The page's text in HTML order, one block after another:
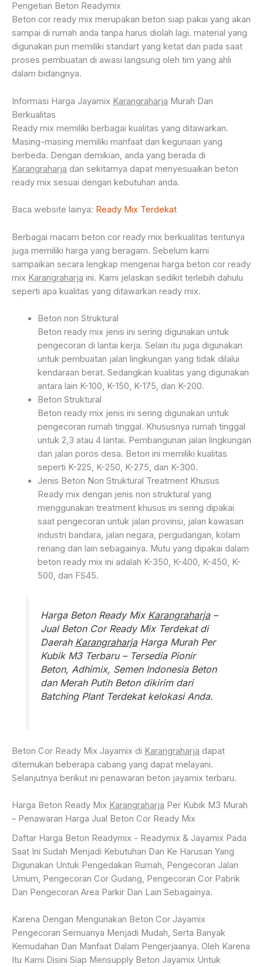
Pengetian Beton Readymix
Beton cor ready mix merupakan beton siap pakai yang akan
sampai di rumah anda tanpa harus diolah lagi. material yang
digunakan pun memiliki standart yang ketat dan pada saat
proses pembuatan di awasi langsung oleh tim yang ahli
dalam bidangnya.
Informasi Harga Jayamix Karangraharja Murah Dan
Berkualitas
Ready mix memiliki berbagai kualitas yang ditawarkan.
Masing-masing memiliki manfaat dan kegunaan yang
berbeda. Dengan demikian, anda yang berada di
Karangraharja dan sekitarnya dapat menyesuaikan beton
ready mix sesuai dengan kebutuhan anda.
Baca website lainya: Ready Mix Terdekat
Berbagai macam beton cor ready mix berkualitas tentunya
juga memiliki harga yang beragam. Sebelum kami
sampaikan secara lengkap mengenai harga beton cor ready
mix Karangraharja ini. Kami jelaskan sedikit terlebih dahulu
seperti apa kualitas yang ditawarkan ready mix.
Beton non Struktural
Beton ready mix jenis ini sering digunakan untuk
pengecoran di lantai kerja. Selain itu juga digunakan
untuk pembuatan jalan lingkungan yang tidak dilalui
kendaraan berat. Sedangkan kualitas yang digunakan
antara lain K-100, K-150, K-175, dan K-200.
Beton Struktural
Beton ready mix jenis ini sering digunakan untuk
pengecoran rumah tinggal. Khususnya rumah tinggal
untuk 2,3 atau 4 lantai. Pembangunan jalan lingkungan
dan jalan poros desa. Beton ini memiliki kualitas
seperti K-225, K-250, K-275, dan K-300.
Jenis Beton Non Struktural Treatment Khusus
Ready mix dengan jenis non struktural yang
menggunakan treatment khusus ini sering dipakai
saat pengecoran untuk jalan provinsi, jalan kawasan
industri bandara, jalan negara, pergudangan, kolam
renang dan lain sebagainya. Mutu yang dipakai dalam
beton ready mix ini adalah K-350, K-400, K-450, K-
500, dan FS45.
Harga Beton Ready Mix Karangraharja–
Jual Beton Cor Ready Mix Terdekat di
Daerah KarangraharjaHarga Murah Per
Kubik M3 Terbaru – Tersedia Pionir
Beton, Adhimix, Semen Indonesia Beton
dan Merah Putih Beton dikirim dari
Batching Plant Terdekat kelokasi Anda.
Beton Cor Ready Mix Jayamix di Karangraharja dapat
ditemukan beberapa cabang yang dapat melayani.
Selanjutnya berikut ini penawaran beton jayamix terbaru.
Harga Beton Ready Mix Karangraharja Per Kubik M3 Murah
– Penawaran Harga Jual Beton Cor Ready Mix
Daftar Harga Beton Readymix - Readymix & Jayamix Pada
Saat Ini Sudah Menjadi Kebutuhan Dan Ke Harusan Yang
Digunakan Untuk Pengedakan Rumah, Pengecoran Jalan
Umum, Pengecoran Cor Gudang, Pengecoran Cor Pabrik
Dan Pengecoran Area Parkir Dan Lain Sebagainya.
Karena Dengan Mengunakan Beton Cor Jayamix
Pengecoran Semuanya Menjadi Mudah, Serta Banyak
Kemudahan Dan Manfaat Dalam Pengerjaanya. Oleh Karena
Itu Kami Disini Siap Mensupply Beton Jayamix Untuk